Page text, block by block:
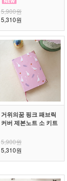
5,900원
5,310원
거위의꿈 핑크 패브릭
커버 제본노트 소 키트
5,900원
5,310원